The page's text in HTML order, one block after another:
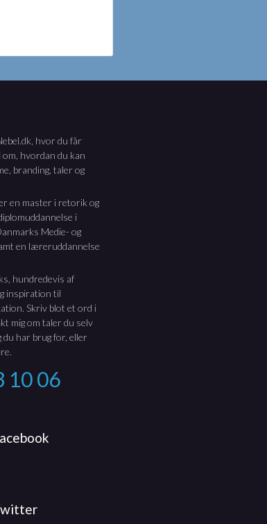
hvor du får
hvordan du kan
branding, taler og
en master i retorik og
i
Medie- og
en læreruddannelse
hundredevis af
inspiration til
Skriv blot et ord i
mig om taler du selv
du har brug for, eller
10 06